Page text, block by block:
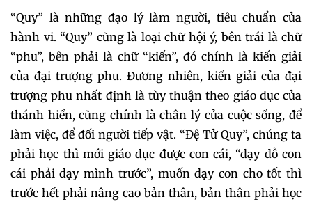
“Quy” là những đạo lý làm người, tiêu chuẩn của
hành vi. “Quy” cũng là loại chữ hội ý, bên trái là chữ
“phu”, bên phải là chữ “kiến”, đó chính là kiến giải
của đại trượng phu. Đương nhiên, kiến giải của đại
trượng phu nhất định là tùy thuận theo giáo dục của
thánh hiền, cũng chính là chân lý của cuộc sống, để
làm việc, để đối người tiếp vật. “Đệ Tử Quy”, chúng ta
phải học thì mới giáo dục được con cái, “dạy dỗ con
cái phải dạy mình trước”, muốn dạy con cho tốt thì
trước hết phải nâng cao bản thân, bản thân phải học